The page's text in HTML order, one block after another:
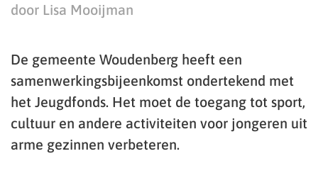
door Lisa Mooijman
De gemeente Woudenberg heeft een
samenwerkingsbijeenkomst ondertekend met
het Jeugdfonds. Het moet de toegang tot sport,
cultuur en andere activiteiten voor jongeren uit
arme gezinnen verbeteren.